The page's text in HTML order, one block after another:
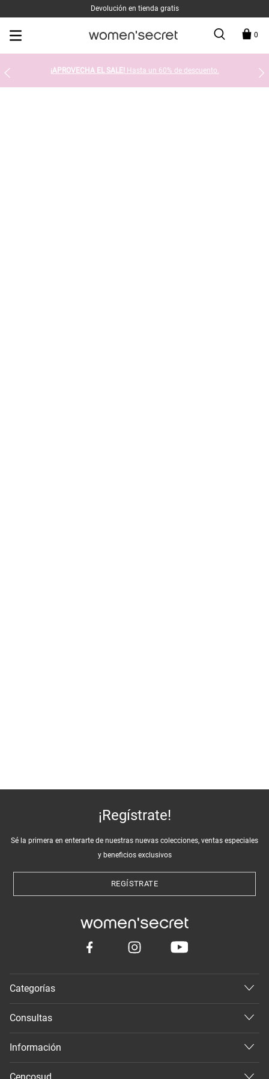
Devolución en tienda gratis
0
¡APROVECHA EL SALE! Hasta un 60% de descuento.
¡Regístrate!
Sé la primera en enterarte de nuestras nuevas colecciones, ventas especiales
y beneficios exclusivos
REGÍSTRATE
Categorías
Consultas
Información
Cencosud